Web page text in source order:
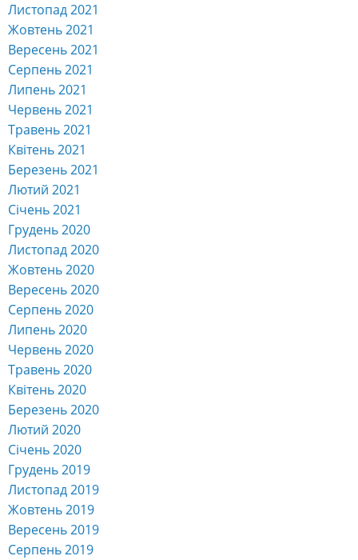
Листопад 2021
Жовтень 2021
Вересень 2021
Серпень 2021
Липень 2021
Червень 2021
Травень 2021
Квітень 2021
Березень 2021
Лютий 2021
Січень 2021
Грудень 2020
Листопад 2020
Жовтень 2020
Вересень 2020
Серпень 2020
Липень 2020
Червень 2020
Травень 2020
Квітень 2020
Березень 2020
Лютий 2020
Січень 2020
Грудень 2019
Листопад 2019
Жовтень 2019
Вересень 2019
Серпень 2019